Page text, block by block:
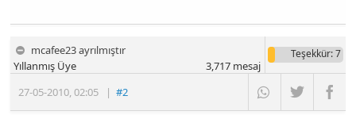
mcafee23 ayrılmıştır
27-05-2010,02:05 |#2
Yıllanmış Üye
Teşekkür: 7
3,717mesaj